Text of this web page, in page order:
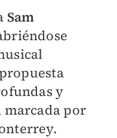
Sam
y
por